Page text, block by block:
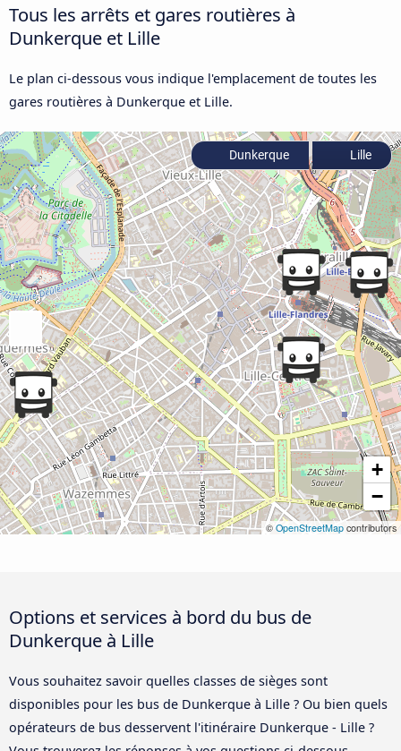
Tous les arrêts et gares routières à
Dunkerque et Lille
Le plan ci-dessous vous indique l'emplacement de toutes les
gares routières à Dunkerque et Lille.
+
−
© OpenStreetMap contributors
Dunkerque Lille
Options et services à bord du bus de
Dunkerque à Lille
Vous souhaitez savoir quelles classes de sièges sont
disponibles pour les bus de Dunkerque à Lille ? Ou bien quels
opérateurs de bus desservent l'itinéraire Dunkerque - Lille ?